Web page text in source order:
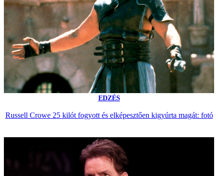
EDZÉS
Russell Crowe 25 kilót fogyott és elképesztően kigyúrta magát: fotó